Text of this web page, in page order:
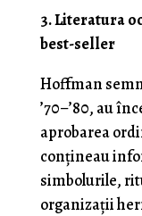
3. Literatura
best-seller
Hoffman
’70–’80, au
aprobarea
conțineau
simbolurile,
organizații